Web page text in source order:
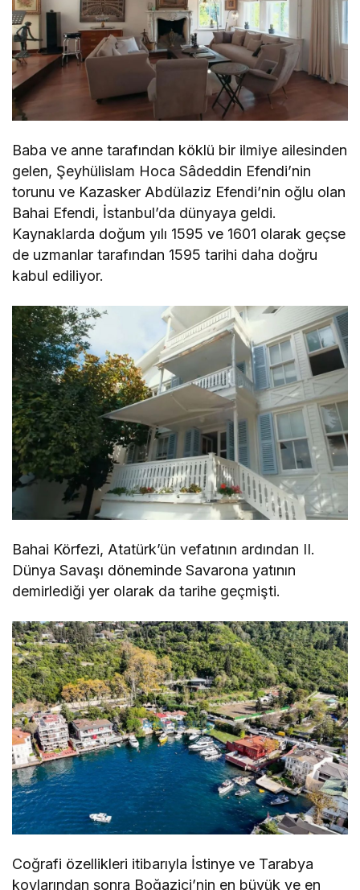
Baba ve anne tarafından köklü bir ilmiye ailesinden
gelen, Şeyhülislam Hoca Sâdeddin Efendi’nin
torunu ve Kazasker Abdülaziz Efendi’nin oğlu olan
Bahai Efendi, İstanbul’da dünyaya geldi.
Kaynaklarda doğum yılı 1595 ve 1601 olarak geçse
de uzmanlar tarafından 1595 tarihi daha doğru
kabul ediliyor.
Bahai Körfezi, Atatürk’ün vefatının ardından II.
Dünya Savaşı döneminde Savarona yatının
demirlediği yer olarak da tarihe geçmişti.
Coğrafi özellikleri itibarıyla İstinye ve Tarabya
koylarından sonra Boğaziçi’nin en büyük ve en